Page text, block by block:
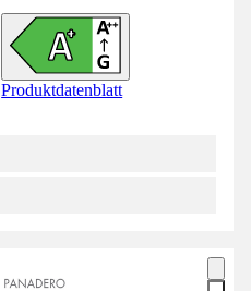
Produktdatenblatt